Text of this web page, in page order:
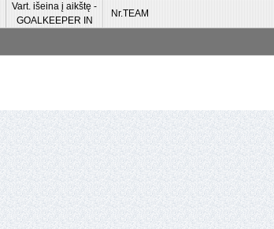
Vart. išeina į aikštę -
GOALKEEPER IN
Nr.TEAM